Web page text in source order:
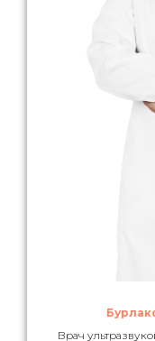
Врач